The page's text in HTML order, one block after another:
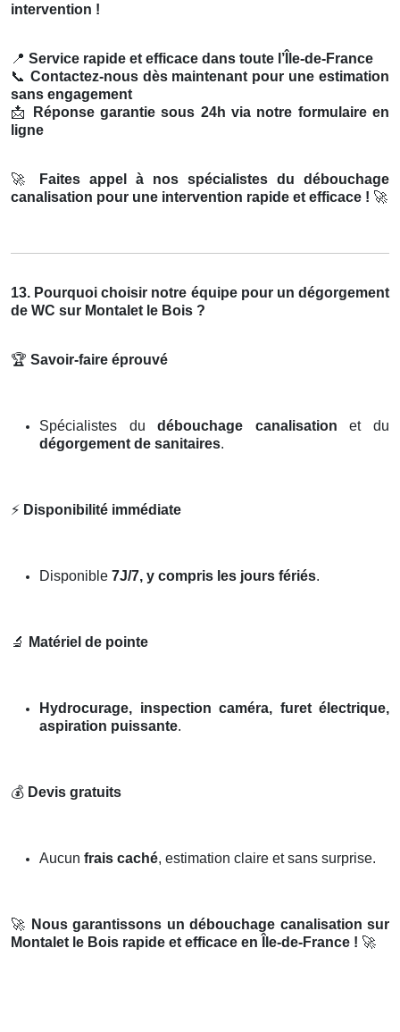
intervention !
📍 Service rapide et efficace dans toute l’Île-de-France
📞 Contactez-nous dès maintenant pour une estimation
sans engagement
📩
Réponse garantie sous 24h via notre formulaire en
ligne
🚀
Faites appel à nos spécialistes du débouchage
canalisation pour une intervention rapide et efficace ! 🚀
13. Pourquoi choisir notre équipe pour un dégorgement
de WC sur Montalet le Bois ?
🏆 Savoir-faire éprouvé
Spécialistes dudébouchage canalisation et du
dégorgement de sanitaires.
⚡ Disponibilité immédiate
Disponible 7J/7, y compris les jours fériés.
🔬 Matériel de pointe
Hydrocurage, inspection caméra, furet électrique,
aspiration puissante.
💰 Devis gratuits
Aucun frais caché, estimation claire et sans surprise.
🚀 Nous garantissons un débouchage canalisation sur
Montalet le Bois rapide et efficace en Île-de-France ! 🚀